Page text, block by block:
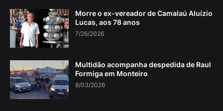
Morre o ex-vereador de Camalaú Aluízio
Lucas, aos 78 anos
7/26/2026
Multidão acompanha despedida de Raul
Formiga em Monteiro
8/03/2026